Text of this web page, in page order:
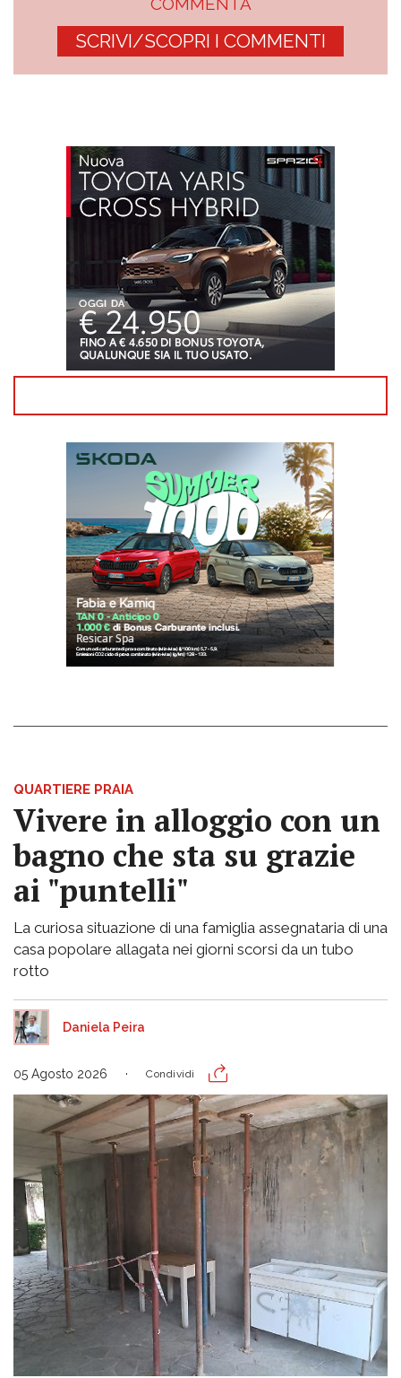
SCRIVI/SCOPRI I COMMENTI
QUARTIERE PRAIA
Vivere in alloggio con un
bagno che sta su grazie
ai "puntelli"
La curiosa situazione di una famiglia assegnataria di una
casa popolare allagata nei giorni scorsi da un tubo
rotto
Daniela Peira
05 Agosto 2026 Condividi